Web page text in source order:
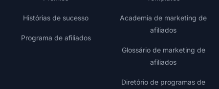
Histórias de sucesso
Programa de afiliados
Academia de marketing de
afiliados
Glossário de marketing de
afiliados
Diretório de programas de